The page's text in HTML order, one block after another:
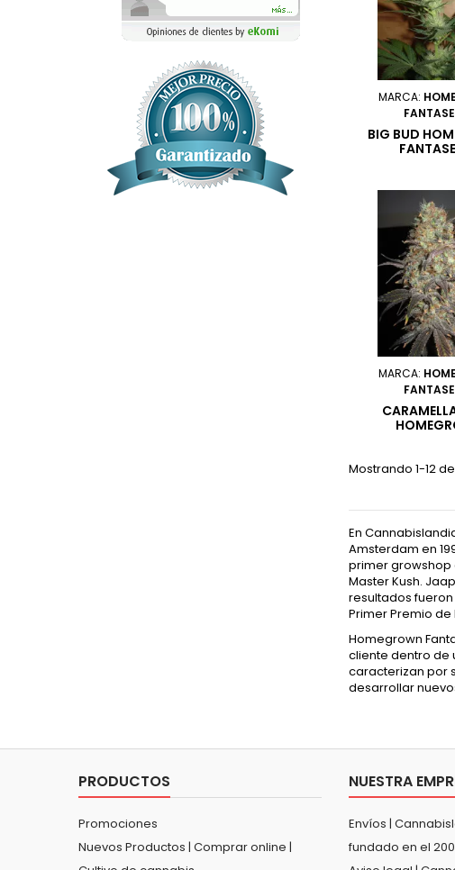
MARCA:
BIG BUD
MARCA:
Mostrando 1-12
En
Amsterdam en
primer growshop
Master Kush.
resultados fueron
Primer Premio
Homegrown
cliente dentro de
caracterizan por
desarrollar
PRODUCTOS
Promociones
Nuevos Productos | Comprar online |
NUESTRA
Envíos |
fundado en el